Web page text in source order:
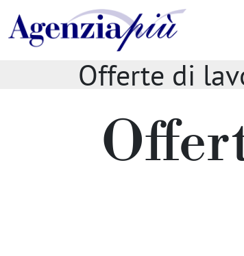
Offerte di